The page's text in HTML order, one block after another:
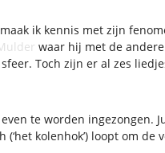
ik kennis met zijn
waar hij met de
Toch zijn er al zes
te worden ingezongen.
(‘het kolenhok’) loopt om